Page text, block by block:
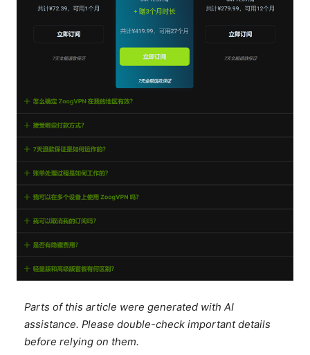
Parts of this article were generated with AI
assistance. Please double-check important details
before relying on them.